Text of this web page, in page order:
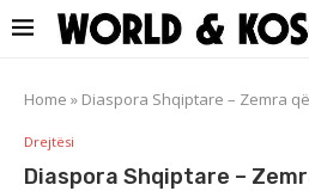
Home » Diaspora Shqiptare – Zemra
Drejtësi
Diaspora Shqiptare –